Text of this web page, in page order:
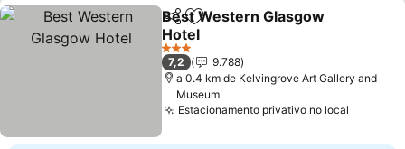
PartilharAdicionar aos favoritos
Best Western Glasgow
Hotel
Ver preços
3 Estrelas
7,2
9.788
a 0.4 km de Kelvingrove Art Gallery and
Museum
Estacionamento privativo no local